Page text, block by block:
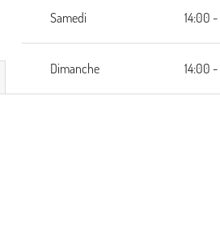
Samedi 14:00 -
Dimanche 14:00 -